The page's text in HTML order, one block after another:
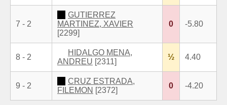
7 - 2
GUTIERREZ
MARTINEZ, XAVIER
[2299]
0 -5.80
8 - 2
HIDALGO MENA,
ANDREU [2311]
½ 4.40
9 - 2
CRUZ ESTRADA,
FILEMON [2372]
0 -4.20